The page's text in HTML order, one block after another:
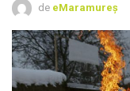
de eMaramureș